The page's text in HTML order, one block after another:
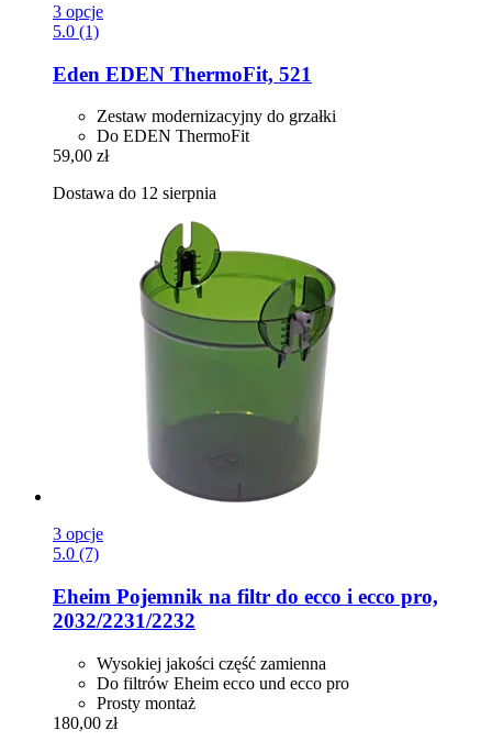
3 opcje
5.0 (1)
Eden EDEN ThermoFit, 521
Zestaw modernizacyjny do grzałki
Do EDEN ThermoFit
59,00 zł
Dostawa do 12 sierpnia
3 opcje
5.0 (7)
Eheim Pojemnik na filtr do ecco i ecco pro,
2032/2231/2232
Wysokiej jakości część zamienna
Do filtrów Eheim ecco und ecco pro
Prosty montaż
180,00 zł